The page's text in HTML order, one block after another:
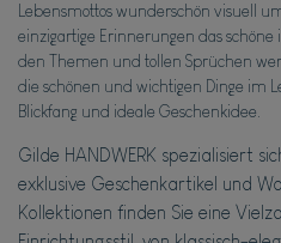
Lebensmottos wunderschön visuell
einzigartige Erinnerungen das
den Themen und tollen Sprüchen
die schönen und wichtigen Dinge im
Blickfang und ideale Geschenkidee.
Gilde HANDWERK spezialisiert
exklusive Geschenkartikel und
Kollektionen finden Sie eine